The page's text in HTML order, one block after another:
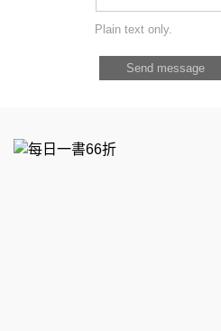
Plain text only.